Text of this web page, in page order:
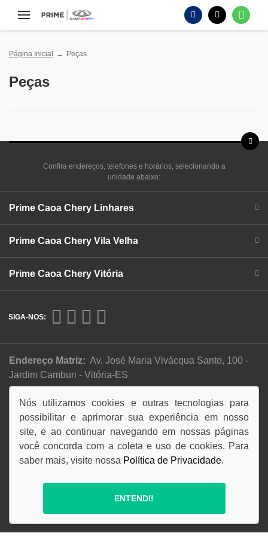
Página Inicial Peças
Peças
Confira endereços, telefones e horários, selecionando a
unidade abaixo:
Prime Caoa Chery Linhares
Prime Caoa Chery Vila Velha
Prime Caoa Chery Vitória
SIGA-NOS:
Endereço Matriz: Av. José Maria Vivácqua Santo, 100 -
Jardim Camburi - Vitória-ES
Desacelere, seu bem maior é a vida.
Política de privacidade
Nós utilizamos cookies e outras tecnologias para
possibilitar e aprimorar sua experiência em nosso
site, e ao continuar navegando em nossas páginas
você concorda com a coleta e uso de cookies. Para
saber mais, visite nossa Política de Privacidade.
ENTENDI!